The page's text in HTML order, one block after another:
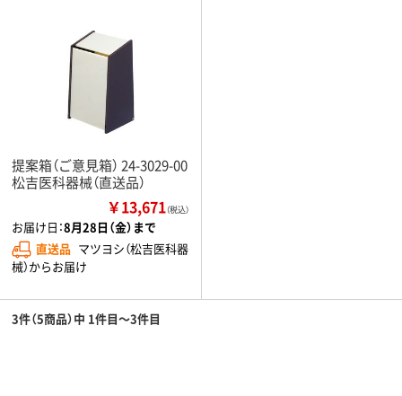
提案箱（ご意見箱） 24-3029-00
松吉医科器械（直送品）
￥13,671（税込）
お届け日：8月28日（金）まで
直送品 マツヨシ（松吉医科器
械）からお届け
3件（5商品）中 1件目～3件目